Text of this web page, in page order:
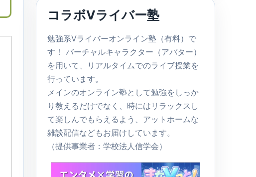
コラボVライバー塾
勉強系Vライバーオンライン塾（有料）で
す！ バーチャルキャラクター（アバター）
を用いて、リアルタイムでのライブ授業を
行っています。
メインのオンライン塾として勉強をしっか
り教えるだけでなく、時にはリラックスし
て楽しんでもらえるよう、アットホームな
雑談配信などもお届けしています。
（提供事業者：学校法人信学会）